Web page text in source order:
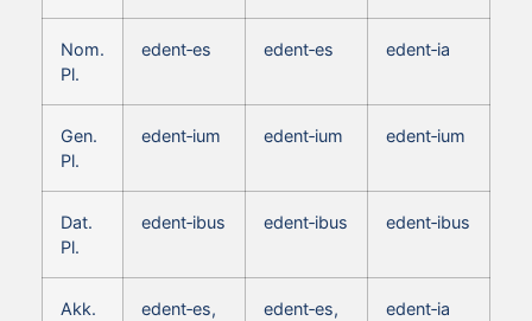
Nom.
Pl.
edent‑es edent‑es edent‑ia
Gen.
Pl.
edent‑ium edent‑ium edent‑ium
Dat.
Pl.
edent‑ibus edent‑ibus edent‑ibus
Akk.
edent‑es,
edent‑es,
edent‑ia